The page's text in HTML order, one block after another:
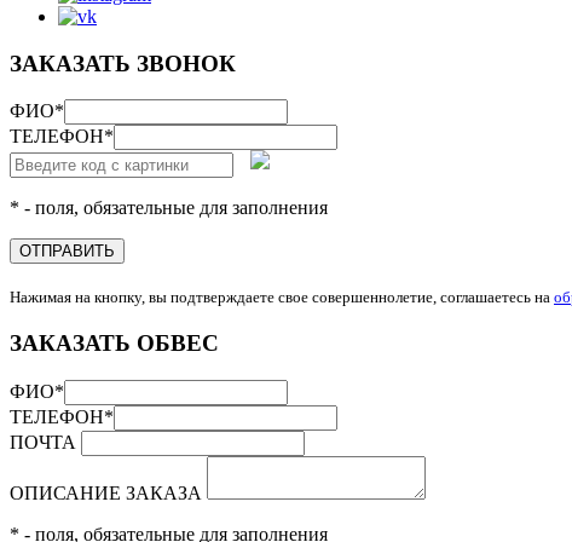
ЗАКАЗАТЬ ЗВОНОК
ФИО*
ТЕЛЕФОН*
* - поля, обязательные для заполнения
ОТПРАВИТЬ
Нажимая на кнопку, вы подтверждаете свое совершеннолетие, соглашаетесь на
ЗАКАЗАТЬ ОБВЕС
ФИО*
ТЕЛЕФОН*
ПОЧТА
ОПИСАНИЕ ЗАКАЗА
* - поля, обязательные для заполнения